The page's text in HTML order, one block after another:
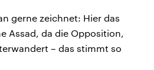
gerne zeichnet: Hier das
Assad, da die Opposition,
– das stimmt so